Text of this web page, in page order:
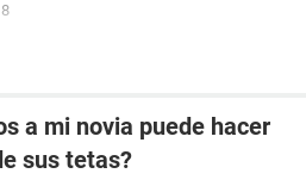
a mi novia puede hacer
sus tetas?